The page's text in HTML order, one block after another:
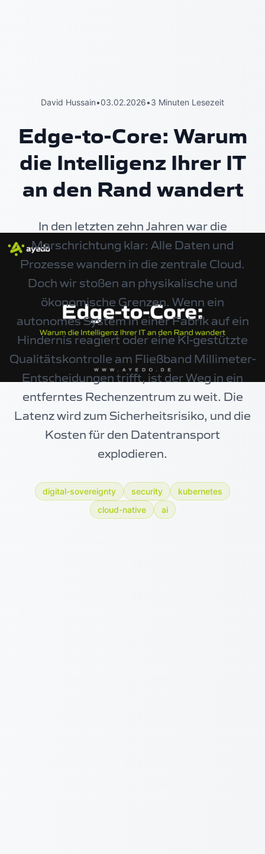
David Hussain•03.02.2026•3 Minuten Lesezeit
Edge-to-Core: Warum
die Intelligenz Ihrer IT
an den Rand wandert
In den letzten zehn Jahren war die
Marschrichtung klar: Alle Daten und
Prozesse wandern in die zentrale Cloud.
Doch wir stoßen an physikalische und
ökonomische Grenzen. Wenn ein
autonomes System in einer Fabrik auf ein
Hindernis reagiert oder eine KI-gestützte
Qualitätskontrolle am Fließband Millimeter-
Entscheidungen trifft, ist der Weg in ein
entferntes Rechenzentrum zu weit. Die
Latenz wird zum Sicherheitsrisiko, und die
Kosten für den Datentransport
explodieren.
digital-sovereignty security
kubernetes
cloud-native
ai